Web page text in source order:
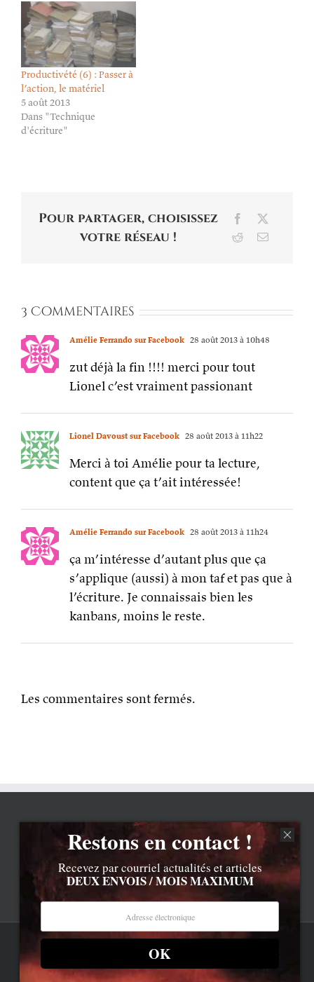
Productivété (6) : Passer à
l’action, le matériel
5 août 2013
Dans "Technique
d'écriture"
Pour partager, choisissez
votre réseau !
Facebook
RedditEmail
3 Commentaires
Amélie Ferrando sur Facebook 28 août 2013 à 10h48
zut déjà la fin !!!! merci pour tout
Lionel c’est vraiment passionant
Lionel Davoust sur Facebook 28 août 2013 à 11h22
Merci à toi Amélie pour ta lecture,
content que ça t’ait intéressée!
Amélie Ferrando sur Facebook 28 août 2013 à 11h24
ça m’intéresse d’autant plus que ça
s’applique (aussi) à mon taf et pas que à
l’écriture. Je connaissais bien les
kanbans, moins le reste.
Les commentaires sont fermés.
Contenu © Lionel Davoust sauf exceptions précisées.
Cliquez ici pour lire les mentions légales barbantes
LD.com 8.a. Attention, vous êtes arrivé en bas de la page,
Restons en contact !
Recevez par courriel actualités et articles
DEUX ENVOIS / MOIS MAXIMUM
OK